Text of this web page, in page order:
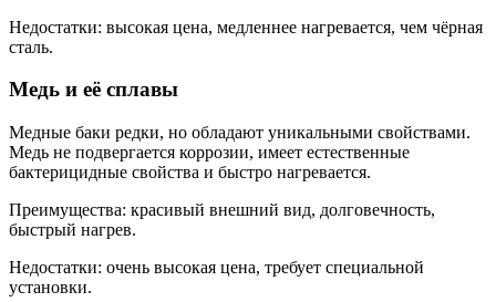
Недостатки: высокая цена, медленнее нагревается, чем чёрная
сталь.
Медь и её сплавы
Медные баки редки, но обладают уникальными свойствами.
Медь не подвергается коррозии, имеет естественные
бактерицидные свойства и быстро нагревается.
Преимущества: красивый внешний вид, долговечность,
быстрый нагрев.
Недостатки: очень высокая цена, требует специальной
установки.